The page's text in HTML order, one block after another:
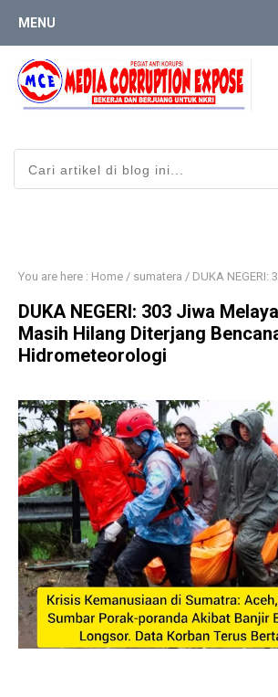
MENU
You are here : Home / sumatera / ​DUKA NEGERI: 303 Jiwa Melayang, 279
​DUKA NEGERI: 303 Jiwa
Masih Hilang Diterjang
Hidrometeorologi